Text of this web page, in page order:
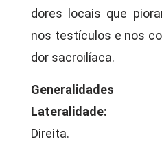
dores locais que
nos testículos e nos
dor sacroilíaca.
Generalidades
Lateralidade:
Direita.